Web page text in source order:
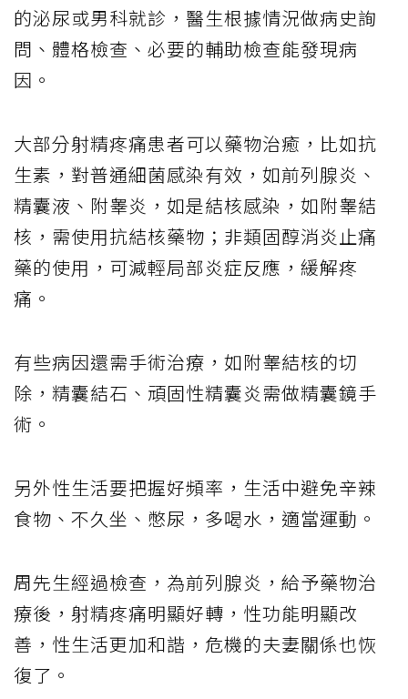
的泌尿或男科就診，醫生根據情況做病史詢
問、體格檢查、必要的輔助檢查能發現病
因。
大部分射精疼痛患者可以藥物治癒，比如抗
生素，對普通細菌感染有效，如前列腺炎、
精囊液、附睾炎，如是結核感染，如附睾結
核，需使用抗結核藥物；非類固醇消炎止痛
藥的使用，可減輕局部炎症反應，緩解疼
痛。
有些病因還需手術治療，如附睾結核的切
除，精囊結石、頑固性精囊炎需做精囊鏡手
術。
另外性生活要把握好頻率，生活中避免辛辣
食物、不久坐、憋尿，多喝水，適當運動。
周先生經過檢查，為前列腺炎，給予藥物治
療後，射精疼痛明顯好轉，性功能明顯改
善，性生活更加和諧，危機的夫妻關係也恢
復了。